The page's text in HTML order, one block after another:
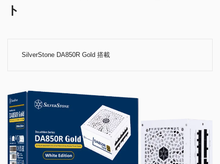
ト
SilverStone DA850R Gold 搭載